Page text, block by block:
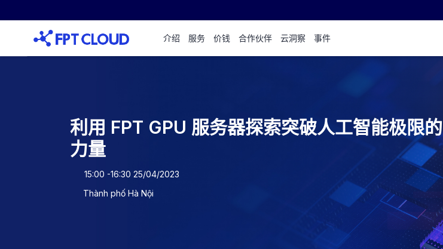
介绍 服务 价钱 合作伙伴 云洞察 事件
利用 FPT GPU 服务器探索突破人工智能极限的
力量
15:00 -16:30 25/04/2023
Thành phố Hà Nội